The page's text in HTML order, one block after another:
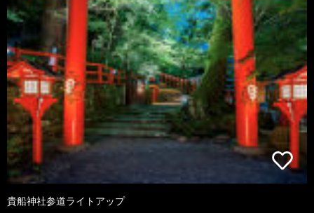
貴船神社参道ライトアップ